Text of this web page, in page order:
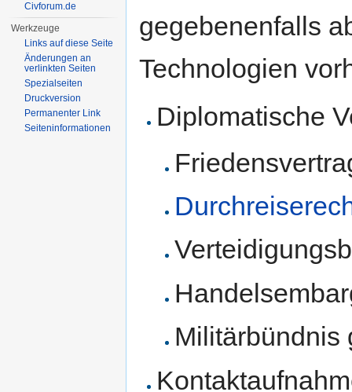
gegebenenfalls
Technologien
Diplomatische
Militärbündnis
Civforum.de
Werkzeuge
Links auf diese Seite
Änderungen an
verlinkten Seiten
Spezialseiten
Druckversion
Permanenter Link
Seiten­informationen